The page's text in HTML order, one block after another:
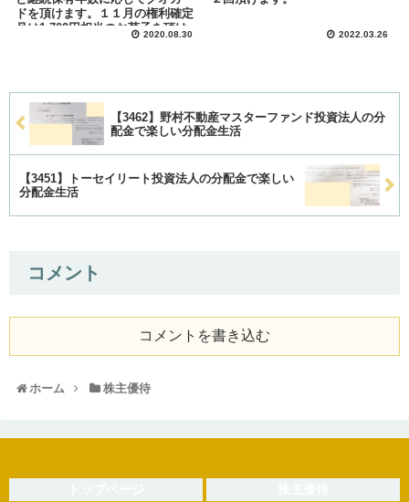
ドを頂けます。１１月の権利確定
月は1,700円相当のお菓子を頂け
2020.08.30 2022.03.26
【3462】野村不動産マスターファンド投資法人の分
配金で楽しい分配金生活
【3451】トーセイリート投資法人の分配金で楽しい
分配金生活
コメント
コメントを書き込む
ホーム 株主優待